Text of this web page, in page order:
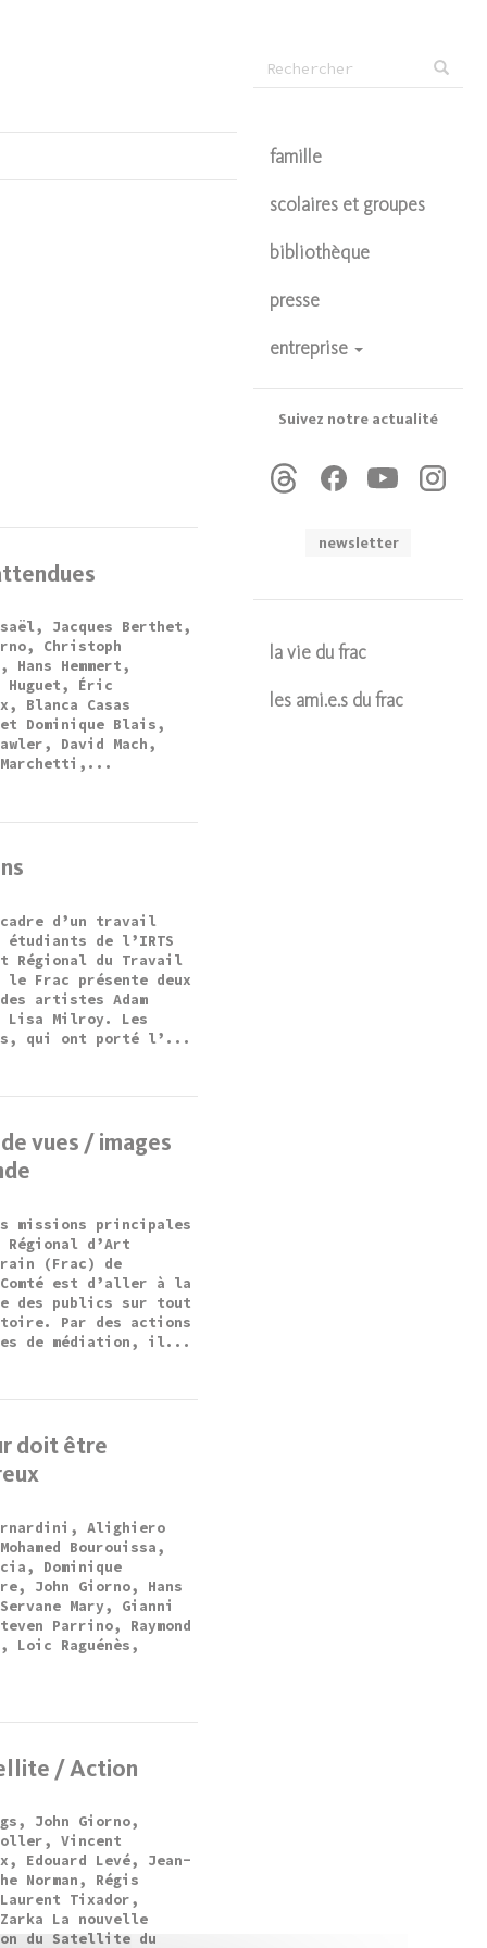
Formulaire
recherche
famille
scolaires et groupes
bibliothèque
presse
entreprise
Suivez notre actualité
newsletter
la vie du frac
les ami.e.s du frac
Jacques Berthet,
Christoph
Hans Hemmert,
Huguet, Éric
Blanca Casas
Dominique Blais,
David Mach,
Marchetti,...
d’un travail
étudiants de l’IRTS
Régional du Travail
Frac présente deux
artistes Adam
Lisa Milroy. Les
qui ont porté l’...
vues / images
missions principales
Régional d’Art
(Frac) de
Comté est d’aller à la
des publics sur tout
Par des actions
de médiation, il...
doit être
Alighiero
Bourouissa,
Dominique
John Giorno, Hans
Mary, Gianni
Parrino, Raymond
Loic Raguénès,
/ Action
John Giorno,
Vincent
Edouard Levé, Jean-
Norman, Régis
Tixador,
La nouvelle
du Satellite du